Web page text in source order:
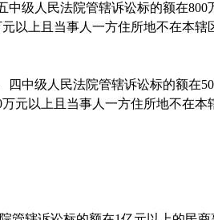
级人民法院管辖诉讼标的额在800
元以上且当事人一方住所地不在本
中级人民法院管辖诉讼标的额在
万元以上且当事人一方住所地不在